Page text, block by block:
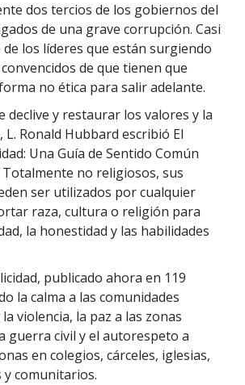
dos tercios de los gobiernos del
de una grave corrupción. Casi
los líderes que están surgiendo
de que tienen que
no ética para salir adelante.
declive y restaurar los valores y la
L. Ronald Hubbard escribió El
Una Guía de Sentido Común
no religiosos, sus
ser utilizados por cualquier
raza, cultura o religión para
la honestidad y las habilidades
publicado ahora en 119
la calma a las comunidades
violencia, la paz a las zonas
guerra civil y el autorespeto a
en colegios, cárceles, iglesias,
comunitarios.